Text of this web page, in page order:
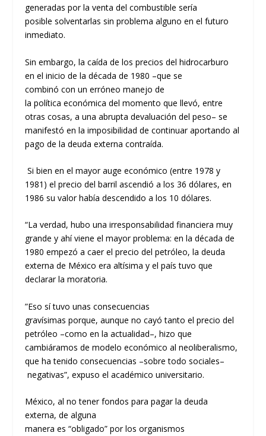
generadas por la venta delcombustible sería
posiblesolventarlas sin problema alguno en el futuro
inmediato.
Sin embargo,la caída de los precios del hidrocarburo
enel inicio de la década de 1980 –que se
combinó con un erróneo manejo de
lapolítica económica del momento que llevó, entre
otras cosas, a una abrupta devaluación del peso– se
manifestó enla imposibilidad de continuar aportando al
pago dela deuda externa contraída.
Si bienen el mayor auge económico (entre 1978 y
1981)el precio del barrilascendió alos36 dólares, en
1986 su valorhabía descendidoa los 10 dólares.
“La verdad, hubo una irresponsabilidad financieramuy
grande y ahí viene elmayorproblema: en la década de
1980 empezó a caer el precio del petróleo, la deuda
externa de Méxicoeraaltísima y el país tuvoque
declarar la moratoria.
”Eso sí tuvo unas consecuencias
gravísimas porque, aunque no cayó tanto el precio del
petróleo –como en la actualidad–, hizo que
cambiáramos de modelo económico al neoliberalismo,
que ha tenidoconsecuencias –sobre todo sociales–
negativas”, expuso el académico universitario.
México,al no tener fondos para pagar la deuda
externa, de alguna
manera es“obligado”porlosorganismos